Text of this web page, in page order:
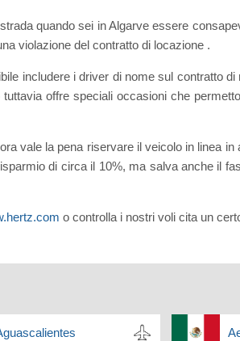
quando sei in Algarve essere
violazione del contratto di locazione .
includere i driver di nome sul contratto
offre speciali occasioni che
vale la pena riservare il veicolo in linea
di circa il 10%, ma salva anche il
o controlla i nostri voli cita un